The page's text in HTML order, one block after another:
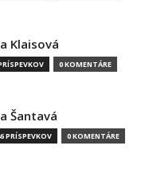
Klaisová
0 KOMENTÁRE
Šantavá
PRÍSPEVKOV 0 KOMENTÁRE